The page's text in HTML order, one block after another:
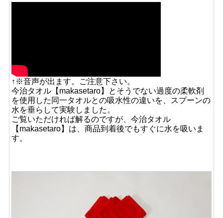
↑※音声が出ます。ご注意下さい。
今治タオル【makasetaro】とそうでない過度の柔軟剤
を使用した同一タオルとの吸水性の違いを、スプーンの
水を垂らして実験しました。
ご覧いただければ解るのですが、今治タオル
【makasetaro】は、商品到着後でもすぐに水を吸いま
す。